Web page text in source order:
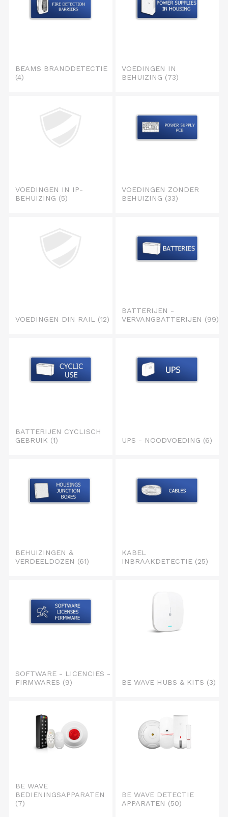
BEAMS BRANDDETECTIE
(4)
VOEDINGEN IN
BEHUIZING (73)
VOEDINGEN IN IP-
BEHUIZING (5)
VOEDINGEN ZONDER
BEHUIZING (33)
VOEDINGEN DIN RAIL (12)
BATTERIJEN -
VERVANGBATTERIJEN (99)
BATTERIJEN CYCLISCH
GEBRUIK (1) UPS - NOODVOEDING (6)
BEHUIZINGEN &
VERDEELDOZEN (61)
KABEL
INBRAAKDETECTIE (25)
SOFTWARE - LICENCIES -
FIRMWARES (9) BE WAVE HUBS & KITS (3)
BE WAVE
BEDIENINGSAPPARATEN
(7)
BE WAVE DETECTIE
APPARATEN (50)